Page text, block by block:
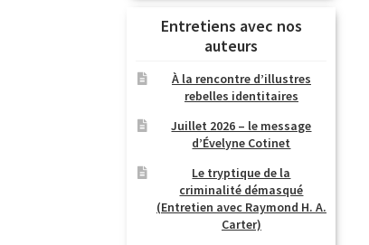
Entretiens avec nos
auteurs
À la rencontre d’illustres
rebelles identitaires
Juillet 2026 – le message
d’Évelyne Cotinet
Le tryptique de la
criminalité démasqué
(Entretien avec Raymond H. A.
Carter)